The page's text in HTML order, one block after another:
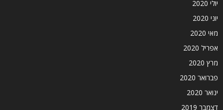
יולי 2020
יוני 2020
מאי 2020
אפריל 2020
מרץ 2020
פברואר 2020
ינואר 2020
דצמבר 2019